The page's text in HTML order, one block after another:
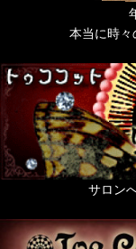
本当に時々
サロン